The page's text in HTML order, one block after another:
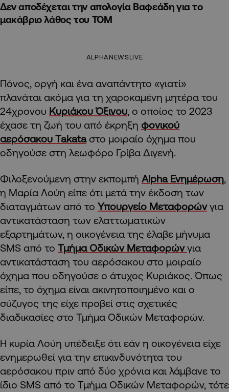
Δεν αποδέχεται την απολογία Βαφεάδη για το
μακάβριο λάθος του ΤΟΜ
ALPHANEWSLIVE
Πόνος, οργή και ένα αναπάντητο «γιατί»
πλανάται ακόμα για τη χαροκαμένη μητέρα του
24χρονου Κυριάκου Όξινου, ο οποίος το 2023
έχασε τη ζωή του από έκρηξη φονικού
αερόσακου Takataστο μοιραίο όχημα που
οδηγούσε στη λεωφόρο Γρίβα Διγενή.
Φιλοξενούμενη στην εκπομπή Alpha Ενημέρωση,
η Μαρία Λούη είπε ότι μετά την έκδοση των
διαταγμάτων από το Υπουργείο Μεταφορώνγια
αντικατάσταση των ελαττωματικών
εξαρτημάτων, η οικογένεια της έλαβε μήνυμα
SMS από το Τμήμα Οδικών Μεταφορώνγια
αντικατάσταση του αερόσακου στο μοιραίο
όχημα που οδηγούσε ο άτυχος Κυριάκος. Όπως
είπε, το όχημα είναι ακινητοποιημένο και ο
σύζυγος της είχε προβεί στις σχετικές
διαδικασίες στο Τμήμα Οδικών Μεταφορών.
Η κυρία Λούη υπέδειξε ότι εάν η οικογένεια είχε
ενημερωθεί για την επικινδυνότητα του
αερόσακου πριν από δύο χρόνια και λάμβανε το
ίδιο SMS από το Τμήμα Οδικών Μεταφορών, τότε